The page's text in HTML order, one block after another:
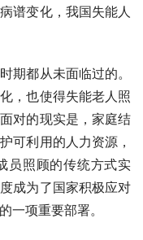
谱变化，我国失能人
期都从未面临过的。
，也使得失能老人照
对的现实是，家庭结
可利用的人力资源，
员照顾的传统方式实
成为了国家积极应对
一项重要部署。